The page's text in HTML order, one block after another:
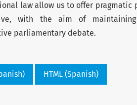
law allow us to offer
with the aim of
parliamentary debate.
HTML (Spanish)